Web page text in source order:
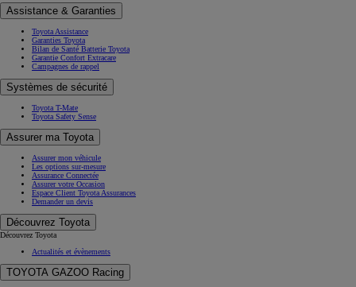
Assistance & Garanties
Toyota Assistance
Garanties Toyota
Bilan de Santé Batterie Toyota
Garantie Confort Extracare
Campagnes de rappel
Systèmes de sécurité
Toyota T-Mate
Toyota Safety Sense
Assurer ma Toyota
Assurer mon véhicule
Les options sur-mesure
Assurance Connectée
Assurer votre Occasion
Espace Client Toyota Assurances
Demander un devis
Découvrez Toyota
Découvrez Toyota
Actualités et évènements
TOYOTA GAZOO Racing